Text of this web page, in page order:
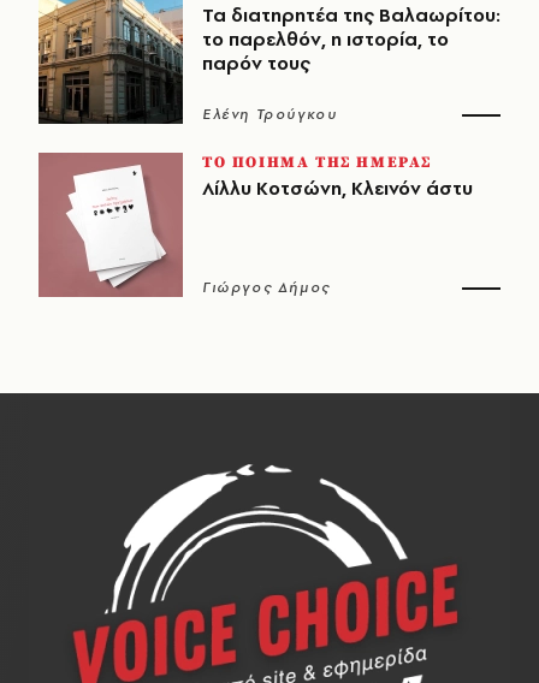
Τα διατηρητέα της Βαλαωρίτου:
το παρελθόν, η ιστορία, το
παρόν τους
Ελένη Τρούγκου
ΤΟ ΠΟΙΗΜΑ ΤΗΣ ΗΜΕΡΑΣ
Λίλλυ Κοτσώνη, Κλεινόν άστυ
Γιώργος Δήμος